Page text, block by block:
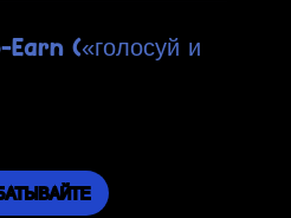
Earn («голосуй и